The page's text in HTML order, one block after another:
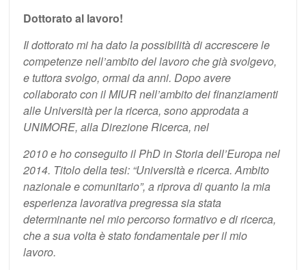
Dottorato al lavoro!
Il dottorato mi ha dato la possibilità di accrescere le
competenze nell’ambito del lavoro che già svolgevo,
e tuttora svolgo, ormai da anni. Dopo avere
collaborato con il MIUR nell’ambito dei finanziamenti
alle Università per la ricerca, sono approdata a
UNIMORE, alla Direzione Ricerca, nel
2010 e ho conseguito il PhD in Storia dell’Europa nel
2014. Titolo della tesi: “Università e ricerca. Ambito
nazionale e comunitario”, a riprova di quanto la mia
esperienza lavorativa pregressa sia stata
determinante nel mio percorso formativo e di ricerca,
che a sua volta è stato fondamentale per il mio
lavoro.